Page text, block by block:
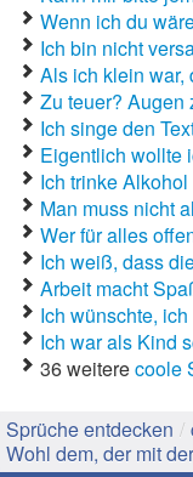
Guten Morgen
Lateinische
Liebeskummer
Lustige
Mama-Sprüche
Schöne
Wenn ich du
Ich bin nicht
Als ich klein
Zu teuer? Augen
Ich singe den
Eigentlich wollte
Ich trinke
Man muss nicht
Wer für alles
Ich weiß, dass
Arbeit macht
Ich wünschte,
Ich war als Kind
36 weiterecoole
Sprüche entdecken /
Wohl dem, der mit